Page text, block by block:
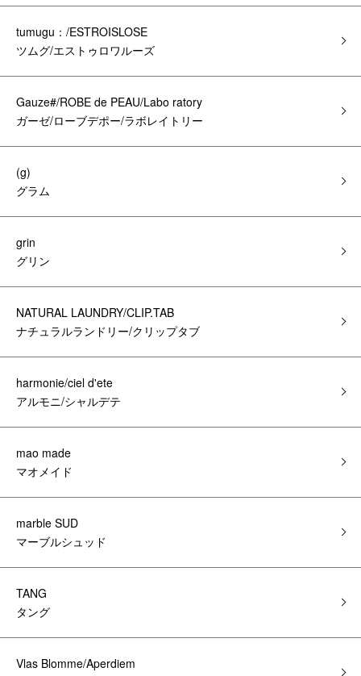
tumugu：/ESTROISLOSE
ツムグ/エストゥロワルーズ
Gauze#/ROBE de PEAU/Labo ratory
ガーゼ/ローブデポー/ラボレイトリー
(g)
グラム
grin
グリン
NATURAL LAUNDRY/CLIP.TAB
ナチュラルランドリー/クリップタブ
harmonie/ciel d'ete
アルモニ/シャルデテ
mao made
マオメイド
marble SUD
マーブルシュッド
TANG
タング
Vlas Blomme/Aperdiem